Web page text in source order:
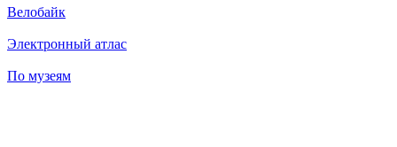
Велобайк
Электронный атлас
По музеям